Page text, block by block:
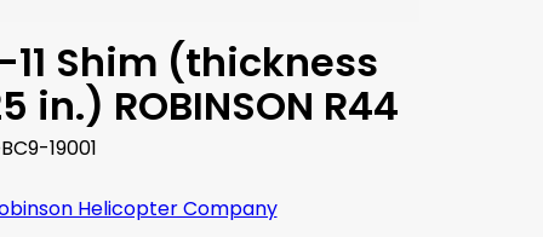
11 Shim (thickness
in.) ROBINSON R44
19001
Helicopter Company